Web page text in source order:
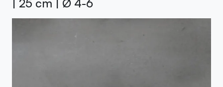
| 25 cm | Ø 4-6